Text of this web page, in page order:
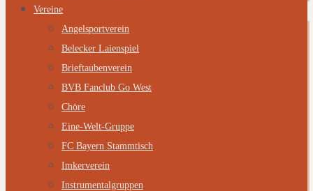
Vereine
Angelsportverein
Belecker Laienspiel
Brieftaubenverein
BVB Fanclub Go West
Chöre
Eine-Welt-Gruppe
FC Bayern Stammtisch
Imkerverein
Instrumentalgruppen